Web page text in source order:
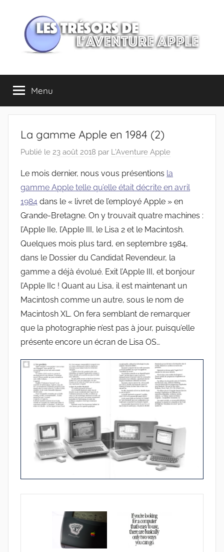
contenu
Les
trésors
de
l'Aventure
Apple
Menu
La gamme Apple en 1984 (2)
Publié le 23 août 2018 par L'Aventure Apple
Le mois dernier, nous vous présentions la
gamme Apple telle qu’elle était décrite en avril
1984 dans le « livret de l’employé Apple » en
Grande-Bretagne. On y trouvait quatre machines :
l’Apple IIe, l’Apple III, le Lisa 2 et le Macintosh.
Quelques mois plus tard, en septembre 1984,
dans le Dossier du Candidat Revendeur, la
gamme a déjà évolué. Exit l’Apple III, et bonjour
l’Apple IIc ! Quant au Lisa, il est maintenant un
Macintosh comme un autre, sous le nom de
Macintosh XL. On fera semblant de remarquer
que la photographie n’est pas à jour, puisqu’elle
présente encore un écran de Lisa OS…